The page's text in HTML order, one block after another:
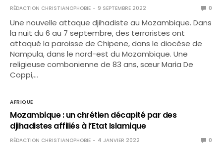
RÉDACTION CHRISTIANOPHOBIE 9 SEPTEMBRE 2022 0
Une nouvelle attaque djihadiste au Mozambique. Dans
la nuit du 6 au 7 septembre, des terroristes ont
attaqué la paroisse de Chipene, dans le diocèse de
Nampula, dans le nord-est du Mozambique. Une
religieuse combonienne de 83 ans, sœur Maria De
Coppi,…
AFRIQUE
Mozambique : un chrétien décapité par des
djihadistes affiliés à l’Etat Islamique
RÉDACTION CHRISTIANOPHOBIE 4 JANVIER 2022 0